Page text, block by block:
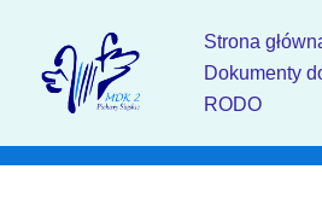
Przejdź
Strona
Dokumenty
RODO